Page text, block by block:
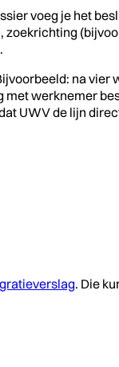
voeg je het
na
werknemer
UWV de lijn
. Die